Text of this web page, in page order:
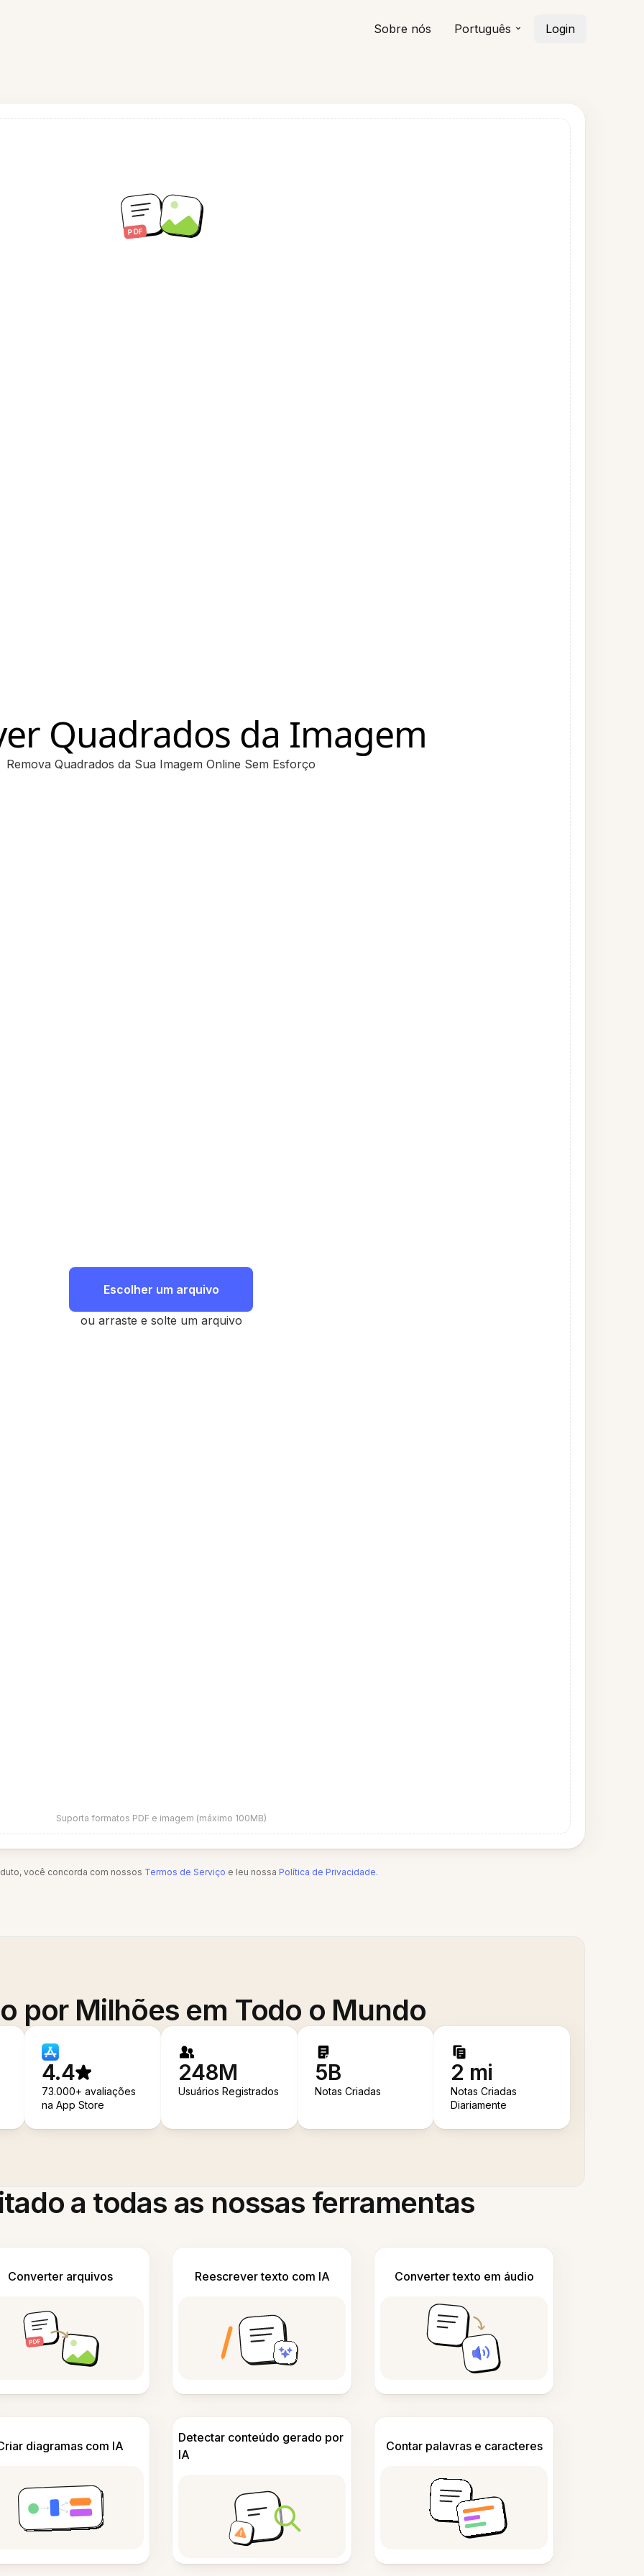
Sobre nós Português Login
Quadrados da Imagem
Remova Quadrados da Sua Imagem Online Sem Esforço
Escolher um arquivo
ou arraste e solte um arquivo
Suporta formatos PDF e imagem (máximo 100MB)
você concorda com nossos Termos de Serviço e leu nossa Política de Privacidade.
por Milhões em Todo o Mundo
4.4
73.000+ avaliações
na App Store
248M
Usuários Registrados
5B
Notas Criadas
2 mi
Notas Criadas
Diariamente
a todas as nossas ferramentas
Converter arquivos Reescrever texto com IA Converter texto em áudio
diagramas com IA
Detectar conteúdo gerado por
IA
Contar palavras e caracteres